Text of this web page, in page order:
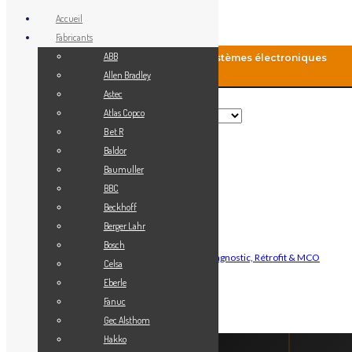
MCO-Automation: Fourniture de systèmes électroniques
industriels
Rechercher
Vendez votre matériel
Maintenance Automatisme Industriel — Diagnostic, Rétrofit & MCO
Accueil
Fabricants
ABB
Allen Bradley
Astec
Atlas Copco
B et R
Baldor
Baumuller
BBC
Beckhoff
Berger Lahr
Bosch
Celsa
Eberle
Fanuc
Gec Alsthom
Hakko